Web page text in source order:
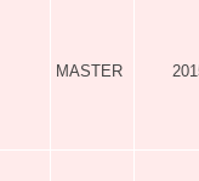
MASTER